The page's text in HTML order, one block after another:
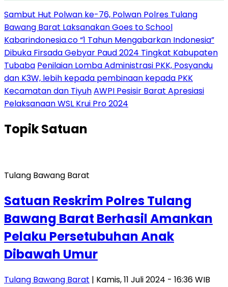
Sambut Hut Polwan ke-76, Polwan Polres Tulang
Bawang Barat Laksanakan Goes to School
Kabarindonesia.co “1 Tahun Mengabarkan Indonesia”
Dibuka Firsada Gebyar Paud 2024 Tingkat Kabupaten
Tubaba Penilaian Lomba Administrasi PKK, Posyandu
dan K3W, lebih kepada pembinaan kepada PKK
Kecamatan dan TiyuhAWPI Pesisir Barat Apresiasi
Pelaksanaan WSL Krui Pro 2024
TopikSatuan
Tulang Bawang Barat
Satuan Reskrim Polres Tulang
Bawang Barat Berhasil Amankan
Pelaku Persetubuhan Anak
Dibawah Umur
Tulang Bawang Barat | Kamis, 11 Juli 2024 - 16:36 WIB